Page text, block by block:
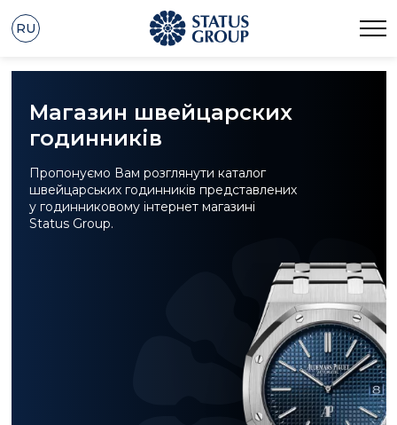
RU
Магазин швейцарских
годинників
Пропонуємо Вам розглянути каталог
швейцарських годинників представлених
у годинниковому інтернет магазині
Status Group.